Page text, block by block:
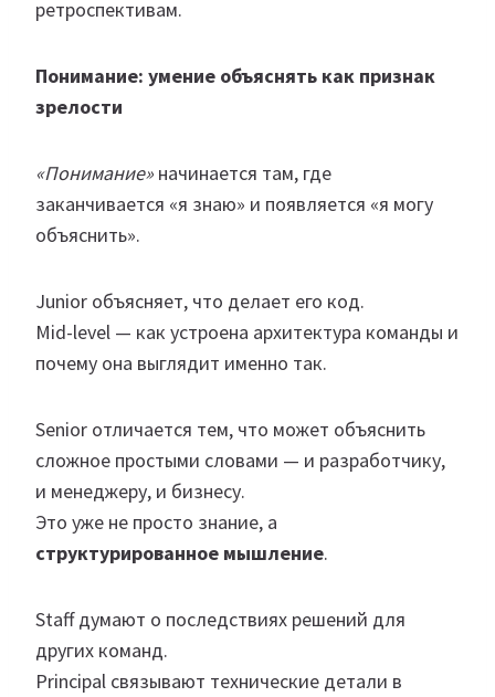
ретроспективам.
Понимание: умение объяснять как признак
зрелости
«Понимание» начинается там, где
заканчивается «я знаю» и появляется «я могу
объяснить».
Junior объясняет, что делает его код.
Mid-level — как устроена архитектура команды и
почему она выглядит именно так.
Senior отличается тем, что может объяснить
сложное простыми словами — и разработчику,
и менеджеру, и бизнесу.
Это уже не просто знание, а
структурированное мышление.
Staff думают о последствиях решений для
других команд.
Principal связывают технические детали в